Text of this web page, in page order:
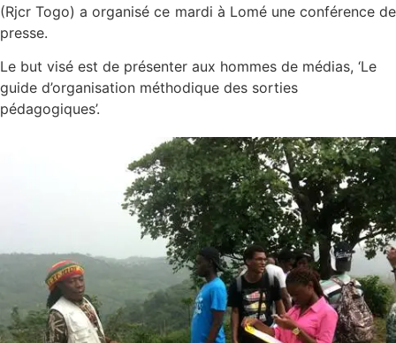
(Rjcr Togo) a organisé ce mardi à Lomé une conférence de
presse.
Le but visé est de présenter aux hommes de médias, ‘Le
guide d’organisation méthodique des sorties
pédagogiques’.